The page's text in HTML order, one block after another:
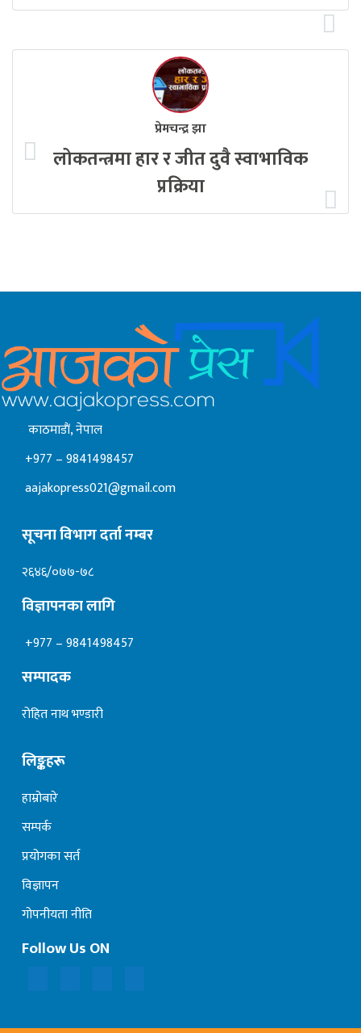
प्रेमचन्द्र झा
लोकतन्त्रमा हार र जीत दुवै स्वाभाविक
प्रक्रिया
काठमाडाैं, नेपाल
+977 – 9841498457
aajakopress021@gmail.com
सूचना विभाग दर्ता नम्बर
२६४६/०७७-७८
विज्ञापनका लागि
+977 – 9841498457
सम्पादक
रोहित नाथ भण्डारी
लिङ्कहरू
हाम्रोबारे
सम्पर्क
प्रयोगका सर्त
विज्ञापन
गोपनीयता नीति
Follow Us ON